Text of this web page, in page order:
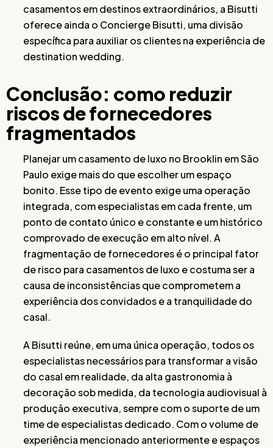
casamentos em destinos extraordinários, a Bisutti
oferece ainda o Concierge Bisutti, uma divisão
específica para auxiliar os clientes na experiência de
destination wedding.
Conclusão: como reduzir
riscos de fornecedores
fragmentados
Planejar um casamento de luxo no Brooklin em São
Paulo exige mais do que escolher um espaço
bonito. Esse tipo de evento exige uma operação
integrada, com especialistas em cada frente, um
ponto de contato único e constante e um histórico
comprovado de execução em alto nível. A
fragmentação de fornecedores é o principal fator
de risco para casamentos de luxo e costuma ser a
causa de inconsistências que comprometem a
experiência dos convidados e a tranquilidade do
casal.
A Bisutti reúne, em uma única operação, todos os
especialistas necessários para transformar a visão
do casal em realidade, da alta gastronomia à
decoração sob medida, da tecnologia audiovisual à
produção executiva, sempre com o suporte de um
time de especialistas dedicado. Com o volume de
experiência mencionado anteriormente e espaços